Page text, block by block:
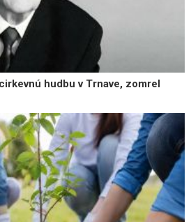
hudbu v Trnave, zomrel